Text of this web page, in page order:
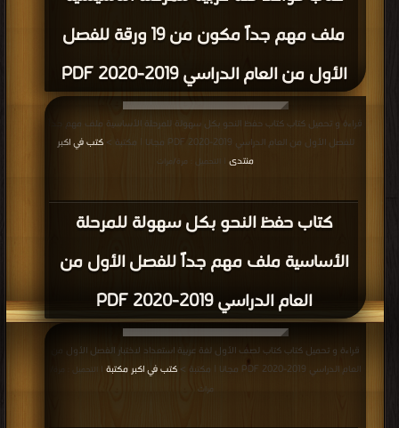
ملف مهم جداً مكون من 19 ورقة للفصل
الأول من العام الدراسي 2019-2020 PDF
كتاب حفظ النحو بكل سهولة للمرحلة
الأساسية ملف مهم جداً للفصل الأول من
العام الدراسي 2019-2020 PDF
قراءة و تحميل كتاب كتاب حفظ النحو بكل سهولة للمرحلة الأساسية ملف مهم جداً
للفصل الأول من العام الدراسي 2019-2020 PDF مجانا | مكتبة >
كتب في اكبر
منتدى
| التحميل : مرة/مرات
قراءة و تحميل كتاب كتاب لصف الأول لغة عربية استعداد لاختبار الفصل الأول من
العام الدراسي 2019-2020 PDF مجانا | مكتبة >
كتب في اكبر مكتبة | التحميل : مرة/
مرات